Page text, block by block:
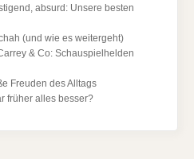
absurd: Unsere besten
(und wie es weitergeht)
& Co: Schauspielhelden
Freuden des Alltags
früher alles besser?